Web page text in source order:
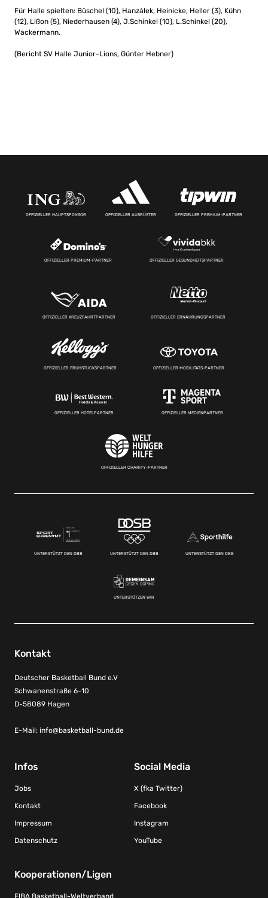
Für Halle spielten: Büschel (10), Hanzálek, Heinicke, Heller (3), Kühn
(12), Lißon (5), Niederhausen (4), J.Schinkel (10), L.Schinkel (20),
Wackermann.
(Bericht SV Halle Junior-Lions, Günter Hebner)
OFFIZIELLER HAUPTSPONSOR OFFIZIELLER AUSRÜSTER OFFIZIELLER PREMIUM-PARTNER
OFFIZIELLER PREMIUM-PARTNER OFFIZIELLER GESUNDHEITSPARTNER
OFFIZIELLER KREUZFAHRTPARTNER OFFIZIELLER ERNÄHRUNGSPARTNER
OFFIZIELLER FRÜHSTÜCKSPARTNER OFFIZIELLER MOBILITÄTS-PARTNER
OFFIZIELLER HOTELPARTNER OFFIZIELLER MEDIENPARTNER
OFFIZIELLER CHARITY-PARTNER
UNTERSTÜTZT DEN DBB UNTERSTÜTZT DEN DBB UNTERSTÜTZT DEN DBB
UNTERSTÜTZEN WIR
Kontakt
Deutscher Basketball Bund e.V
Schwanenstraße 6-10
D-58089 Hagen
E-Mail: info@basketball-bund.de
Infos
Jobs
Kontakt
Impressum
Datenschutz
Social Media
X (fka Twitter)
Facebook
Instagram
YouTube
Kooperationen/Ligen
FIBA Basketball-Weltverband